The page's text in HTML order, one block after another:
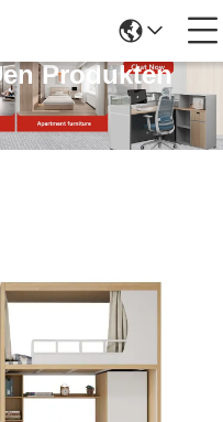
Produkten